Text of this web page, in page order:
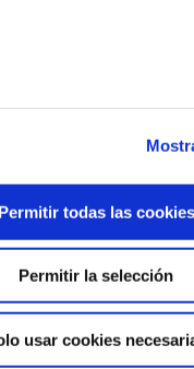
Permitir todas las cookies
Permitir la selección
usar cookies
Productos con